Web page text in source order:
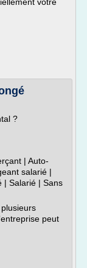
?
| Auto-
salarié |
| Salarié | Sans
peut